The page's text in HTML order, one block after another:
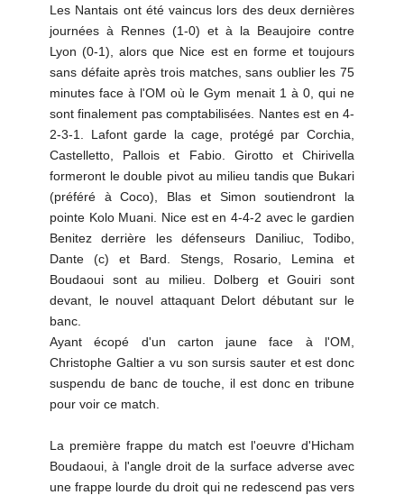
Les Nantais ont été vaincus lors des deux dernières
journées à Rennes (1-0) et à la Beaujoire contre
Lyon (0-1), alors que Nice est en forme et toujours
sans défaite après trois matches, sans oublier les 75
minutes face à l'OM où le Gym menait 1 à 0, qui ne
sont finalement pas comptabilisées. Nantes est en 4-
2-3-1. Lafont garde la cage, protégé par Corchia,
Castelletto, Pallois et Fabio. Girotto et Chirivella
formeront le double pivot au milieu tandis que Bukari
(préféré à Coco), Blas et Simon soutiendront la
pointe Kolo Muani. Nice est en 4-4-2 avec le gardien
Benitez derrière les défenseurs Daniliuc, Todibo,
Dante (c) et Bard. Stengs, Rosario, Lemina et
Boudaoui sont au milieu. Dolberg et Gouiri sont
devant, le nouvel attaquant Delort débutant sur le
banc.
Ayant écopé d'un carton jaune face à l'OM,
Christophe Galtier a vu son sursis sauter et est donc
suspendu de banc de touche, il est donc en tribune
pour voir ce match.
La première frappe du match est l'oeuvre d'Hicham
Boudaoui, à l'angle droit de la surface adverse avec
une frappe lourde du droit qui ne redescend pas vers